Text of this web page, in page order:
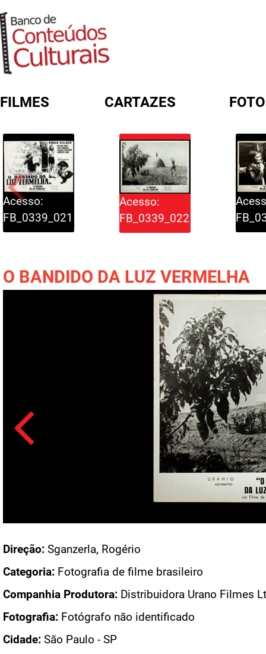
FILMES CARTAZES
Acesso:
FB_0339_021
Acesso:
FB_0339_022
O BANDIDO DA LUZ VERMELHA
Direção: Sganzerla, Rogério
Categoria: Fotografia de filme brasileiro
Companhia Produtora: Distribuidora Urano Filmes
Fotografia: Fotógrafo não identificado
Cidade: São Paulo - SP
FORMULÁRIO DE BUSCA